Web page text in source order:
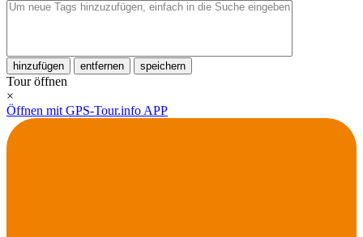
hinzufügen entfernen speichern
Tour öffnen
×
Öffnen mit GPS-Tour.info APP